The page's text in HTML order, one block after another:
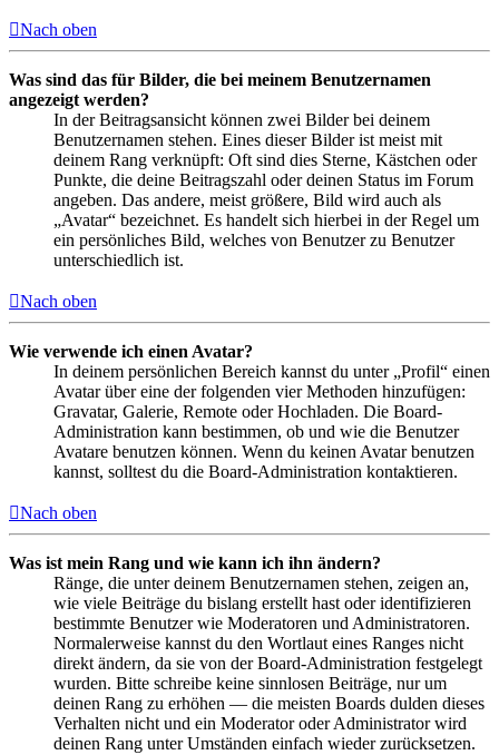
Nach oben
Was sind das für Bilder, die bei meinem Benutzernamen
angezeigt werden?
In der Beitragsansicht können zwei Bilder bei deinem
Benutzernamen stehen. Eines dieser Bilder ist meist mit
deinem Rang verknüpft: Oft sind dies Sterne, Kästchen oder
Punkte, die deine Beitragszahl oder deinen Status im Forum
angeben. Das andere, meist größere, Bild wird auch als
„Avatar“ bezeichnet. Es handelt sich hierbei in der Regel um
ein persönliches Bild, welches von Benutzer zu Benutzer
unterschiedlich ist.
Nach oben
Wie verwende ich einen Avatar?
In deinem persönlichen Bereich kannst du unter „Profil“ einen
Avatar über eine der folgenden vier Methoden hinzufügen:
Gravatar, Galerie, Remote oder Hochladen. Die Board-
Administration kann bestimmen, ob und wie die Benutzer
Avatare benutzen können. Wenn du keinen Avatar benutzen
kannst, solltest du die Board-Administration kontaktieren.
Nach oben
Was ist mein Rang und wie kann ich ihn ändern?
Ränge, die unter deinem Benutzernamen stehen, zeigen an,
wie viele Beiträge du bislang erstellt hast oder identifizieren
bestimmte Benutzer wie Moderatoren und Administratoren.
Normalerweise kannst du den Wortlaut eines Ranges nicht
direkt ändern, da sie von der Board-Administration festgelegt
wurden. Bitte schreibe keine sinnlosen Beiträge, nur um
deinen Rang zu erhöhen — die meisten Boards dulden dieses
Verhalten nicht und ein Moderator oder Administrator wird
deinen Rang unter Umständen einfach wieder zurücksetzen.